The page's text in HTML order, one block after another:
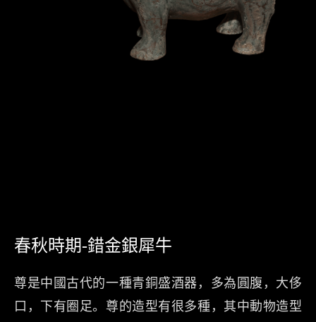
春秋時期-錯金銀犀牛
尊是中國古代的一種青銅盛酒器，多為圓腹，大侈
口，下有圈足。尊的造型有很多種，其中動物造型